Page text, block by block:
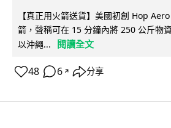
【真正用火箭送貨】美國初創 Hop
箭，聲稱可在 15 分鐘內將 250 公斤物
以沖繩...
閱讀全文
48 6 ↗ 分享